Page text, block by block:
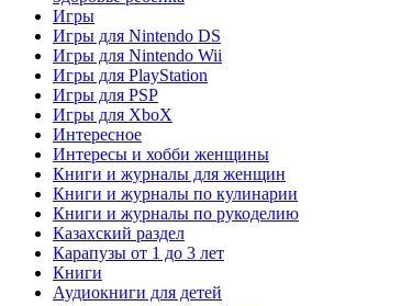
Игры
Игры для Nintendo DS
Игры для Nintendo Wii
Игры для PlayStation
Игры для PSP
Игры для XboX
Интересное
Интересы и хобби женщины
Книги и журналы для женщин
Книги и журналы по кулинарии
Книги и журналы по рукоделию
Казахский раздел
Карапузы от 1 до 3 лет
Книги
Аудиокниги для детей